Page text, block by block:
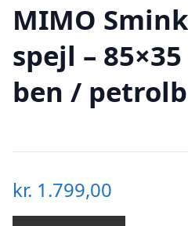
MIMO
spejl –
ben /
kr. 1.799,00